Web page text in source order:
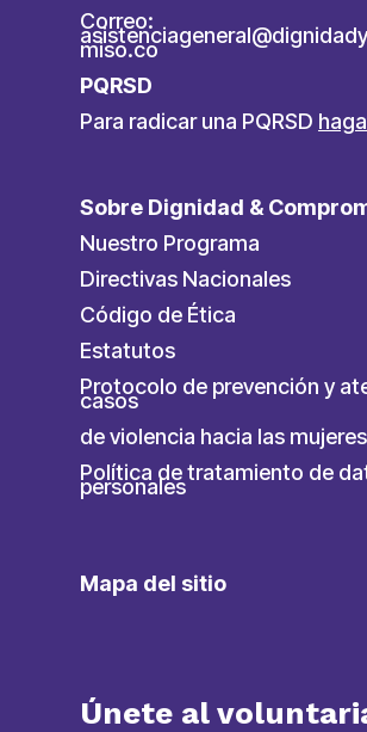
Correo:
miso.co
PQRSD
Para radicar una PQRSD
Sobre Dignidad &
Nuestro Programa
Directivas Nacionales
Código de Ética
Estatutos
Protocolo de prevención y
casos
de violencia hacia las mujeres
Política de tratamiento de
personales
Mapa del sitio
Únete al